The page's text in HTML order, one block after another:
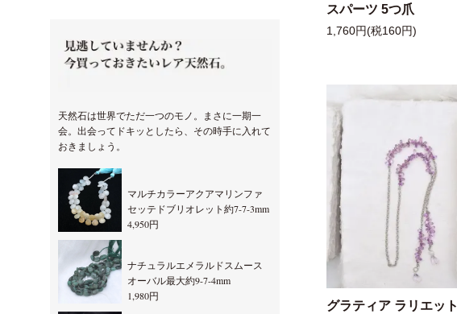
スパーツ 5つ爪
1,760円(税160円)
グラティア ラリエット
天然石は世界でただ一つのモノ。まさに一期一
会。出会ってドキッとしたら、その時手に入れて
おきましょう。
マルチカラーアクアマリンファ
セッテドブリオレット約7-7-3mm
4,950円
ナチュラルエメラルドスムース
オーバル最大約9-7-4mm
1,980円